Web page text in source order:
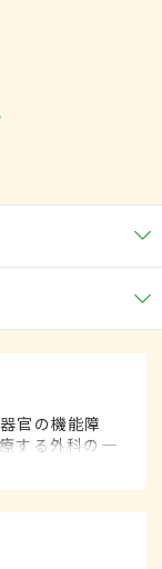
官の機能障
する外科の一